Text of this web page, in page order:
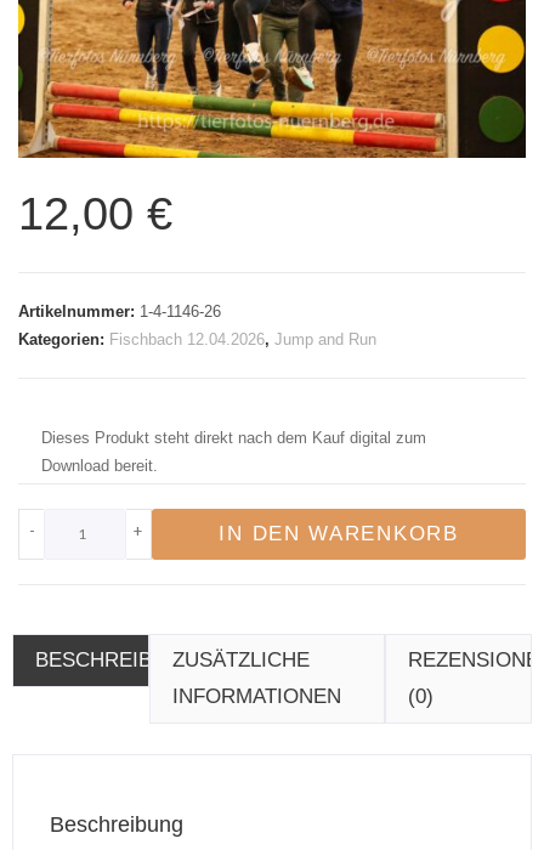
12,00 €
Artikelnummer: 1-4-1146-26
Kategorien: Fischbach 12.04.2026, Jump and Run
Dieses Produkt steht direkt nach dem Kauf digital zum
Download bereit.
- + IN DEN WARENKORB
BESCHREIBUNGZUSÄTZLICHE
INFORMATIONEN
(0)
Beschreibung